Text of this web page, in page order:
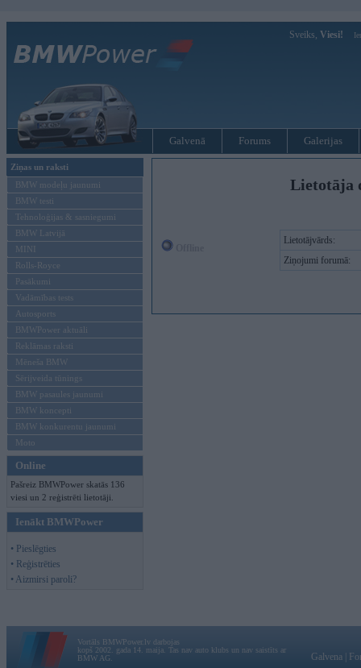
Sveiks, Viesi!
Galvenā Forums Galerijas
Ziņas un raksti
BMW modeļu jaunumi
BMW testi
Tehnoloģijas & sasniegumi
BMW Latvijā
MINI
Rolls-Royce
Pasākumi
Vadāmības tests
Autosports
BMWPower aktuāli
Reklāmas raksti
Mēneša BMW
Sērijveida tūnings
BMW pasaules jaunumi
BMW koncepti
BMW konkurentu jaunumi
Moto
Online
Pašreiz BMWPower skatās 136
viesi un 2 reģistrēti lietotāji.
Ienākt BMWPower
• Pieslēgties
• Reģistrēties
• Aizmirsi paroli?
Lietotāja
Lietotājvārds:
Ziņojumi forumā:
Vortāls BMWPower.lv darbojas
kopš 2002. gada 14. maija. Tas nav auto klubs un nav saistīts ar
BMW AG.
Galvena